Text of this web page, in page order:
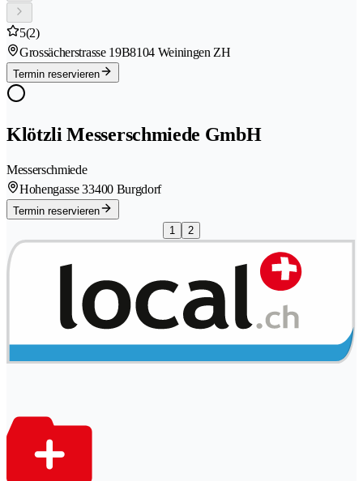
5(2)
Grossächerstrasse 19B8104 Weiningen ZH
Termin reservieren
Klötzli Messerschmiede GmbH
Messerschmiede
Hohengasse 33400 Burgdorf
Termin reservieren
1
2